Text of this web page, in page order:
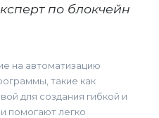
по блокчейн
на автоматизацию
такие как
для создания гибкой и
помогают легко